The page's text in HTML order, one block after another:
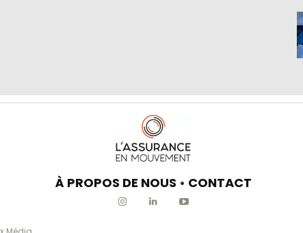
À PROPOS DE NOUS • CONTACT